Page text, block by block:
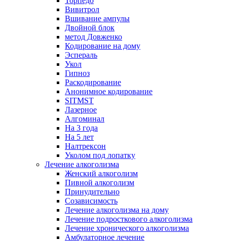
Вивитрол
Вшивание ампулы
Двойной блок
метод Довженко
Кодирование на дому
Эспераль
Укол
Гипноз
Раскодирование
Анонимное кодирование
SITMST
Лазерное
Алгоминал
На 3 года
На 5 лет
Налтрексон
Уколом под лопатку
Лечение алкоголизма
Женский алкоголизм
Пивной алкоголизм
Принудительно
Созависимость
Лечение алкоголизма на дому
Лечение подросткового алкоголизма
Лечение хронического алкоголизма
Амбулаторное лечение